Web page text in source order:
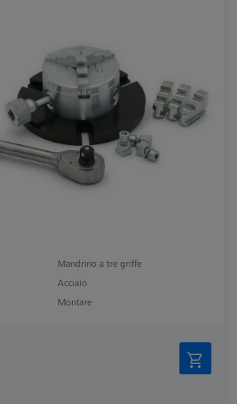
Mandrino a tre griffe
Acciaio
Montare